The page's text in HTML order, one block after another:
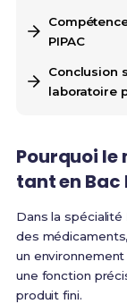
PIPAC
Conclusion
laboratoire
Pourquoi
tant en Bac
Dans la spécialité
des
un
une fonction
produit fini.